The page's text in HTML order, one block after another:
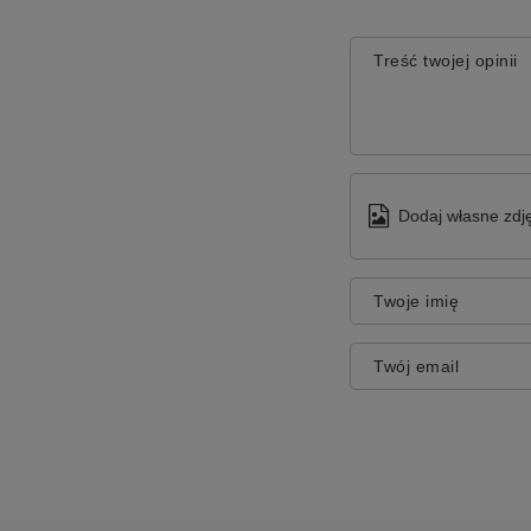
Treść twojej opinii
Dodaj własne
Twoje imię
Twój email